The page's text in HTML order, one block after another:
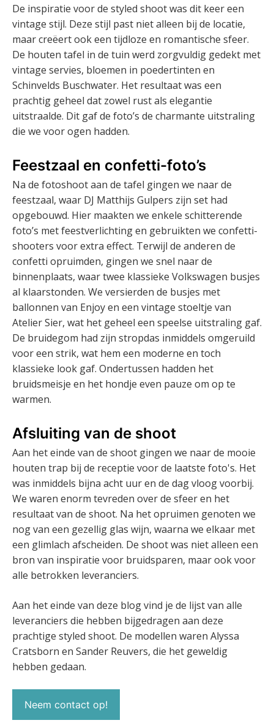
De inspiratie voor de styled shoot was dit keer een
vintage stijl. Deze stijl past niet alleen bij de locatie,
maar creëert ook een tijdloze en romantische sfeer.
De houten tafel in de tuin werd zorgvuldig gedekt met
vintage servies, bloemen in poedertinten en
Schinvelds Buschwater. Het resultaat was een
prachtig geheel dat zowel rust als elegantie
uitstraalde. Dit gaf de foto’s de charmante uitstraling
die we voor ogen hadden.
Feestzaal en confetti-foto’s
Na de fotoshoot aan de tafel gingen we naar de
feestzaal, waar DJ Matthijs Gulpers zijn set had
opgebouwd. Hier maakten we enkele schitterende
foto’s met feestverlichting en gebruikten we confetti-
shooters voor extra effect. Terwijl de anderen de
confetti opruimden, gingen we snel naar de
binnenplaats, waar twee klassieke Volkswagen busjes
al klaarstonden. We versierden de busjes met
ballonnen van Enjoy en een vintage stoeltje van
Atelier Sier, wat het geheel een speelse uitstraling gaf.
De bruidegom had zijn stropdas inmiddels omgeruild
voor een strik, wat hem een moderne en toch
klassieke look gaf. Ondertussen hadden het
bruidsmeisje en het hondje even pauze om op te
warmen.
Afsluiting van de shoot
Aan het einde van de shoot gingen we naar de mooie
houten trap bij de receptie voor de laatste foto's. Het
was inmiddels bijna acht uur en de dag vloog voorbij.
We waren enorm tevreden over de sfeer en het
resultaat van de shoot. Na het opruimen genoten we
nog van een gezellig glas wijn, waarna we elkaar met
een glimlach afscheiden. De shoot was niet alleen een
bron van inspiratie voor bruidsparen, maar ook voor
alle betrokken leveranciers.
Aan het einde van deze blog vind je de lijst van alle
leveranciers die hebben bijgedragen aan deze
prachtige styled shoot. De modellen waren Alyssa
Cratsborn en Sander Reuvers, die het geweldig
hebben gedaan.
Neem contact op!